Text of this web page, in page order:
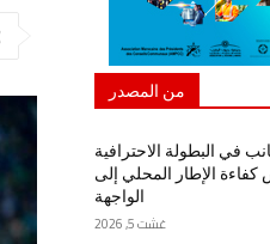
من المصدر
في البطولة الاحترافية
كفاءة الإطار المحلي إلى
الواجهة
غشت 5, 2026